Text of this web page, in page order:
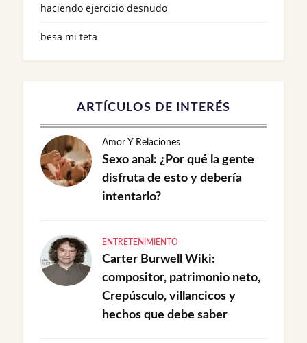
haciendo ejercicio desnudo
besa mi teta
ARTÍCULOS DE INTERÉS
Amor Y Relaciones
Sexo anal: ¿Por qué la gente
disfruta de esto y debería
intentarlo?
ENTRETENIMIENTO
Carter Burwell Wiki:
compositor, patrimonio neto,
Crepúsculo, villancicos y
hechos que debe saber